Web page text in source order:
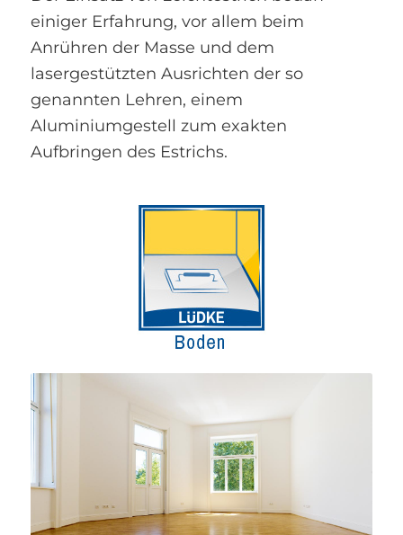
einiger Erfahrung, vor allem beim
Anrühren der Masse und dem
lasergestützten Ausrichten der so
genannten Lehren, einem
Aluminiumgestell zum exakten
Aufbringen des Estrichs.